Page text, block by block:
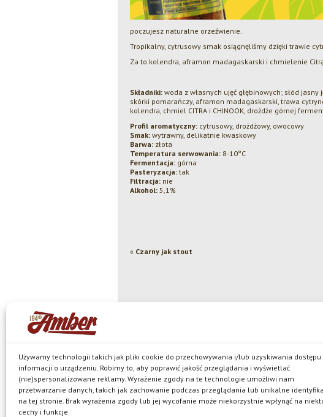
Używamy technologii takich jak pliki cookie do przechowywania i/lub uzyskiwania dostępu
informacji o urządzeniu. Robimy to, aby poprawić jakość przeglądania i wyświetlać
(nie)spersonalizowane reklamy. Wyrażenie zgody na te technologie umożliwi nam
przetwarzanie danych, takich jak zachowanie podczas przeglądania lub unikalne
na tej stronie. Brak wyrażenia zgody lub jej wycofanie może niekorzystnie wpłynąć na
cechy i funkcje.
poczujesz naturalne orzeźwienie.
Tropikalny, cytrusowy smak osiągnęliśmy dzięki trawie
Za to kolendra, aframon madagaskarski i chmielenie
Składniki: woda z własnych ujęć głębinowych; słód
skórki pomarańczy, aframon madagaskarski, trawa
kolendra, chmiel CITRA i CHINOOK, drożdże górnej
Profil aromatyczny: cytrusowy, drożdżowy, owocowy
Smak: wytrawny, delikatnie kwaskowy
Barwa: złota
Temperatura serwowania: 8-10°C
Fermentacja: górna
Pasteryzacja: tak
Filtracja: nie
Alkohol: 5,1%
« Czarny jak stout
© Browar Amber spółka z ograniczoną
jest właścicielem browaru w Bielkówku oraz marek: Koźlak, Piwo
Pils, Neptun, Harde, Amber Mocny Red, browarne oraz serii piw Po